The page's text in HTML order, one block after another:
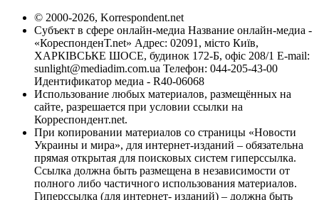
© 2000-2026, Korrespondent.net
Субъект в сфере онлайн-медиа Название онлайн-медиа -
«КореспонденТ.net» Адрес: 02091, місто Київ,
ХАРКІВСЬКЕ ШОСЕ, будинок 172-Б, офіс 208/1 E-mail:
sunlight@mediadim.com.ua Телефон: 044-205-43-00
Идентификатор медиа - R40-06068
Использование любых материалов, размещённых на
сайте, разрешается при условии ссылки на
Корреспондент.net.
При копировании материалов со страницы «Новости
Украины и мира», для интернет-изданий – обязательна
прямая открытая для поисковых систем гиперссылка.
Ссылка должна быть размещена в независимости от
полного либо частичного использования материалов.
Гиперссылка (для интернет- изданий) – должна быть